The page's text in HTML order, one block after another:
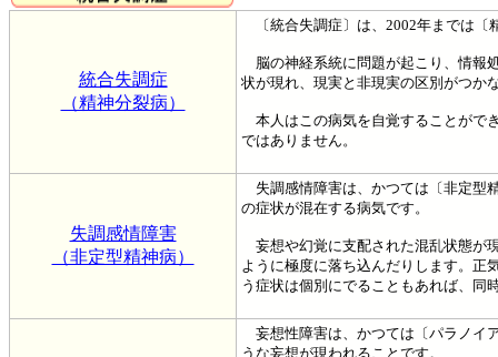
統合失調症
（精神分裂病）
〔統合失調症〕は、2002年までは〔
脳の神経系統に問題が起こり、情報
状が現れ、現実と非現実の区別がつか
本人はこの病気を自覚することがで
ではありません。
失調感情障害
（非定型精神病）
失調感情障害は、かつては〔非定型
の症状が混在する病気です。
妄想や幻覚に支配された混乱状態が
ように極度に落ち込んだりします。正
う症状は個別にでることもあれば、同
妄想性障害は、かつては〔パラノイ
うな妄想が現われることです。